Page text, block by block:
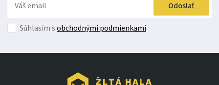
Odoslať
Súhlasím sobchodnými podmienkami